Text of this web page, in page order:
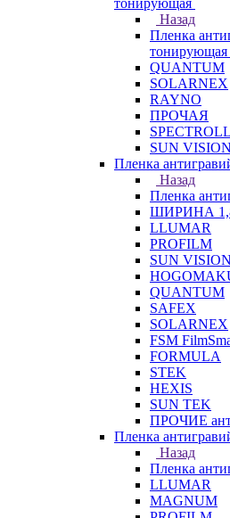
тонирующая
Назад
Пленка
тонирующая
QUANTUM
SOLARNEX
RAYNO
ПРОЧАЯ
SPECTROLL
SUN VISION
Пленка
Назад
Пленка
ШИРИНА
LLUMAR
PROFILM
SUN VISION
QUANTUM
SAFEX
SOLARNEX
FSM
FORMULA
STEK
HEXIS
SUN TEK
ПРОЧИЕ
Пленка
Назад
Пленка
LLUMAR
MAGNUM